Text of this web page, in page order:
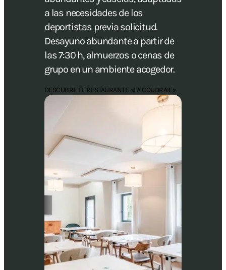
a las necesidades de los
deportistas previa solicitud.
Desayuno abundante a partir de
las 7:30 h, almuerzos o cenas de
grupo en un ambiente acogedor.
DESCUBRE EL RESTAURANTE «LA COUDRAIE»